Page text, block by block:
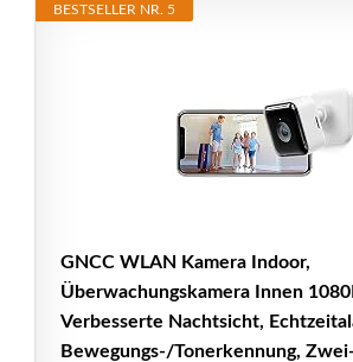
BESTSELLER NR. 5
GNCC WLAN Kamera Indoor,
Überwachungskamera Innen
Verbesserte Nachtsicht,
Bewegungs-/Tonerkennung,